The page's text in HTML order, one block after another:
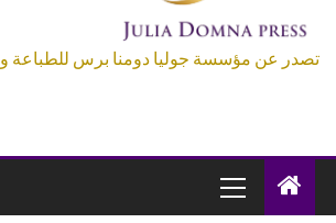
تصدر عن مؤسسة جوليا دومنا برس للطباعة